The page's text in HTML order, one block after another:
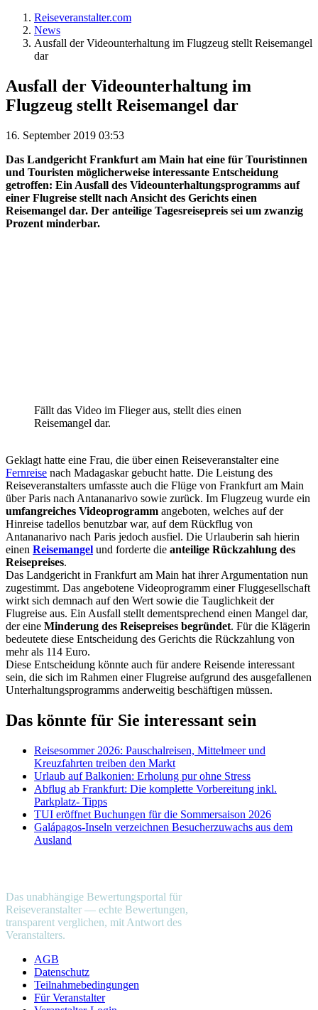
Reiseveranstalter.com
News
Ausfall der Videounterhaltung im Flugzeug stellt Reisemangel
dar
Ausfall der Videounterhaltung im
Flugzeug stellt Reisemangel dar
16. September 2019 03:53
Das Landgericht Frankfurt am Main hat eine für Touristinnen
und Touristen möglicherweise interessante Entscheidung
getroffen: Ein Ausfall des Videounterhaltungsprogramms auf
einer Flugreise stellt nach Ansicht des Gerichts einen
Reisemangel dar. Der anteilige Tagesreisepreis sei um zwanzig
Prozent minderbar.
Fällt das Video im Flieger aus, stellt dies einen
Reisemangel dar.
Geklagt hatte eine Frau, die über einen Reiseveranstalter eine
Fernreise nach Madagaskar gebucht hatte. Die Leistung des
Reiseveranstalters umfasste auch die Flüge von Frankfurt am Main
über Paris nach Antananarivo sowie zurück. Im Flugzeug wurde ein
umfangreiches Videoprogramm angeboten, welches auf der
Hinreise tadellos benutzbar war, auf dem Rückflug von
Antananarivo nach Paris jedoch ausfiel. Die Urlauberin sah hierin
einen Reisemangel und forderte die anteilige Rückzahlung des
Reisepreises.
Das Landgericht in Frankfurt am Main hat ihrer Argumentation nun
zugestimmt. Das angebotene Videoprogramm einer Fluggesellschaft
wirkt sich demnach auf den Wert sowie die Tauglichkeit der
Flugreise aus. Ein Ausfall stellt dementsprechend einen Mangel dar,
der eine Minderung des Reisepreises begründet. Für die Klägerin
bedeutete diese Entscheidung des Gerichts die Rückzahlung von
mehr als 114 Euro.
Diese Entscheidung könnte auch für andere Reisende interessant
sein, die sich im Rahmen einer Flugreise aufgrund des ausgefallenen
Unterhaltungsprogramms anderweitig beschäftigen müssen.
Das könnte für Sie interessant sein
Reisesommer 2026: Pauschalreisen, Mittelmeer und
Kreuzfahrten treiben den Markt
Urlaub auf Balkonien: Erholung pur ohne Stress
Abflug ab Frankfurt: Die komplette Vorbereitung inkl.
Parkplatz- Tipps
TUI eröffnet Buchungen für die Sommersaison 2026
Galápagos-Inseln verzeichnen Besucherzuwachs aus dem
Ausland
Das unabhängige Bewertungsportal für
Reiseveranstalter — echte Bewertungen,
transparent verglichen, mit Antwort des
Veranstalters.
AGB
Datenschutz
Teilnahmebedingungen
Für Veranstalter